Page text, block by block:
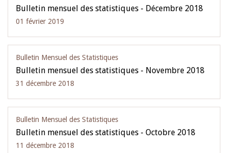
Bulletin mensuel des statistiques - Décembre 2018
01 février 2019
Bulletin Mensuel des Statistiques
Bulletin mensuel des statistiques - Novembre 2018
31 décembre 2018
Bulletin Mensuel des Statistiques
Bulletin mensuel des statistiques - Octobre 2018
11 décembre 2018